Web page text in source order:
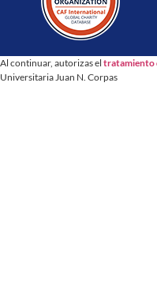
Al continuar, autorizas el tratamiento
Universitaria Juan N. Corpas